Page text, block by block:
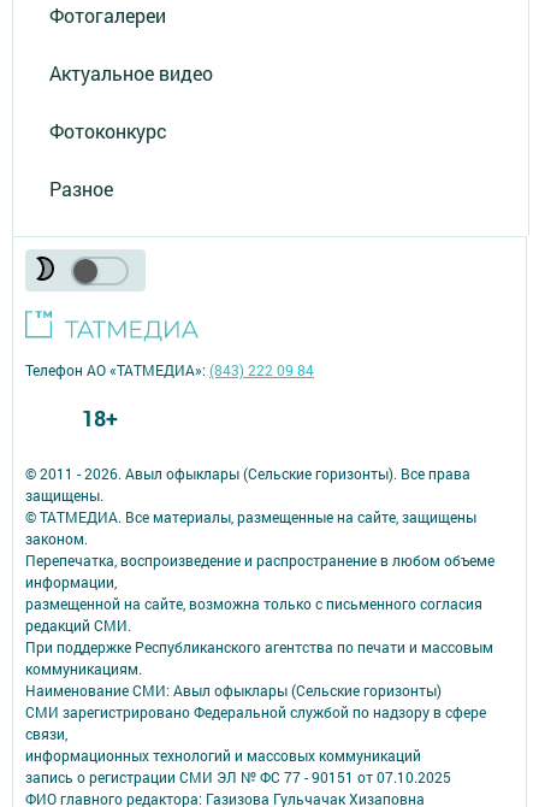
Фотогалереи
Актуальное видео
Фотоконкурс
Разное
© 2011 - 2026. Авыл офыклары (Сельские горизонты). Все права
защищены.
© ТАТМЕДИА. Все материалы, размещенные на сайте, защищены
законом.
Перепечатка, воспроизведение и распространение в любом объеме
информации,
размещенной на сайте, возможна только с письменного согласия
редакций СМИ.
При поддержке Республиканского агентства по печати и массовым
коммуникациям.
Наименование СМИ: Авыл офыклары (Сельские горизонты)
СМИ зарегистрировано Федеральной службой по надзору в сфере
связи,
информационных технологий и массовых коммуникаций
запись о регистрации СМИ ЭЛ № ФС 77 - 90151 от 07.10.2025
ФИО главного редактора: Газизова Гульчачак Хизаповна
Телефон АО «ТАТМЕДИА»:(843) 222 09 84
18+